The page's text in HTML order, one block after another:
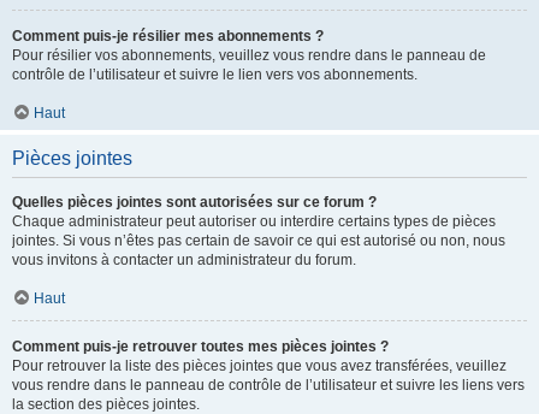
Comment puis-je résilier mes abonnements ?
Pour résilier vos abonnements, veuillez vous rendre dans le panneau de
contrôle de l’utilisateur et suivre le lien vers vos abonnements.
Haut
Pièces jointes
Quelles pièces jointes sont autorisées sur ce forum ?
Chaque administrateur peut autoriser ou interdire certains types de pièces
jointes. Si vous n’êtes pas certain de savoir ce qui est autorisé ou non, nous
vous invitons à contacter un administrateur du forum.
Haut
Comment puis-je retrouver toutes mes pièces jointes ?
Pour retrouver la liste des pièces jointes que vous avez transférées, veuillez
vous rendre dans le panneau de contrôle de l’utilisateur et suivre les liens vers
la section des pièces jointes.